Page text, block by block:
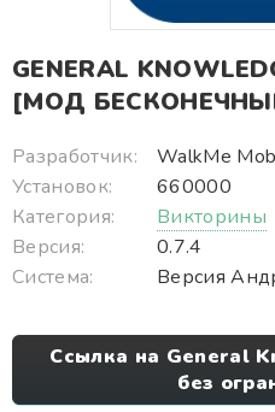
GENERAL
[МОД
Разработчик:
WalkMe
Установок:
660000
Категория:
Викторины
Версия:
0.7.4
Система:
Версия
Ссылка на General
без